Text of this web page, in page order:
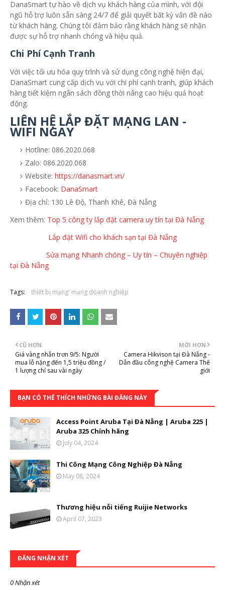
DanaSmart tự hào về dịch vụ khách hàng của mình, với đội
ngũ hỗ trợ luôn sẵn sàng 24/7 để giải quyết bất kỳ vấn đề nào
từ khách hàng. Chúng tôi đảm bảo rằng khách hàng sẽ nhận
được sự hỗ trợ nhanh chóng và hiệu quả.
Chi Phí Cạnh Tranh
Với việc tối ưu hóa quy trình và sử dụng công nghệ hiện đại,
DanaSmart cung cấp dịch vụ với chi phí cạnh tranh, giúp khách
hàng tiết kiệm ngân sách đồng thời nâng cao hiệu quả hoạt
động.
LIÊN HỆ LẮP ĐẶT MẠNG LAN -
WIFI NGAY
Hotline: 086.2020.068
Zalo: 086.2020.068
Website: https://danasmart.vn/
Facebook: DanaSmart
Địa chỉ: 130 Lê Độ, Thanh Khê, Đà Nẵng
Xem thêm: Top 5 công ty lắp đặt camera uy tín tại Đà Nẵng
Lắp đặt Wifi cho khách sạn tại Đà Nẵng
Sửa mạng Nhanh chóng – Uy tín – Chuyên nghiệp
tại Đà Nẵng
Tags: thiết bị mạng' mạng doanh nghiệp
MỚI HƠN
Camera Hikvison tại Đà Nẵng -
Dẫn đầu công nghệ Camera Thế
giới
CŨ HƠN
Giá vàng nhẫn trơn 9/5: Người
mua lỗ nặng đến 1,5 triệu đồng /
1 lượng chỉ sau vài ngày
BẠN CÓ THỂ THÍCH NHỮNG BÀI ĐĂNG NÀY
Access Point Aruba Tại Đà Nẵng | Aruba 225 |
Aruba 325 Chính hãng
July 04, 2024
Thi Công Mạng Công Nghiệp Đà Nẵng
May 08, 2024
Thương hiệu nỗi tiếng Ruijie Networks
April 07, 2023
ĐĂNG NHẬN XÉT
0 Nhận xét